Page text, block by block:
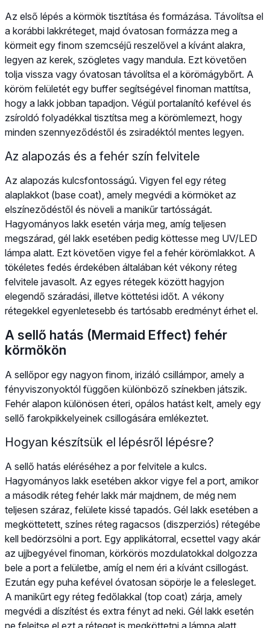
Az első lépés a körmök tisztítása és formázása. Távolítsa el
a korábbi lakkréteget, majd óvatosan formázza meg a
körmeit egy finom szemcséjű reszelővel a kívánt alakra,
legyen az kerek, szögletes vagy mandula. Ezt követően
tolja vissza vagy óvatosan távolítsa el a körömágybőrt. A
köröm felületét egy buffer segítségével finoman mattítsa,
hogy a lakk jobban tapadjon. Végül portalanító kefével és
zsíroldó folyadékkal tisztítsa meg a körömlemezt, hogy
minden szennyeződéstől és zsiradéktól mentes legyen.
Az alapozás és a fehér szín felvitele
Az alapozás kulcsfontosságú. Vigyen fel egy réteg
alaplakkot (base coat), amely megvédi a körmöket az
elszíneződéstől és növeli a manikűr tartósságát.
Hagyományos lakk esetén várja meg, amíg teljesen
megszárad, gél lakk esetében pedig köttesse meg UV/LED
lámpa alatt. Ezt követően vigye fel a fehér körömlakkot. A
tökéletes fedés érdekében általában két vékony réteg
felvitele javasolt. Az egyes rétegek között hagyjon
elegendő száradási, illetve köttetési időt. A vékony
rétegekkel egyenletesebb és tartósabb eredményt érhet el.
A sellő hatás (Mermaid Effect) fehér
körmökön
A sellőpor egy nagyon finom, irizáló csillámpor, amely a
fényviszonyoktól függően különböző színekben játszik.
Fehér alapon különösen éteri, opálos hatást kelt, amely egy
sellő farokpikkelyeinek csillogására emlékeztet.
Hogyan készítsük el lépésről lépésre?
A sellő hatás eléréséhez a por felvitele a kulcs.
Hagyományos lakk esetében akkor vigye fel a port, amikor
a második réteg fehér lakk már majdnem, de még nem
teljesen száraz, felülete kissé tapadós. Gél lakk esetében a
megköttetett, színes réteg ragacsos (diszperziós) rétegébe
kell bedörzsölni a port. Egy applikátorral, ecsettel vagy akár
az ujjbegyével finoman, körkörös mozdulatokkal dolgozza
bele a port a felületbe, amíg el nem éri a kívánt csillogást.
Ezután egy puha kefével óvatosan söpörje le a felesleget.
A manikűrt egy réteg fedőlakkal (top coat) zárja, amely
megvédi a díszítést és extra fényt ad neki. Gél lakk esetén
ne felejtse el ezt a réteget is megköttetni a lámpa alatt.